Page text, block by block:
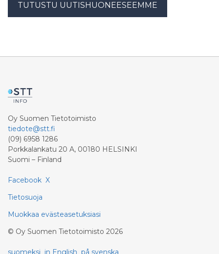
TUTUSTU UUTISHUONEESEEMME
Oy Suomen Tietotoimisto
tiedote@stt.fi
(09) 6958 1286
Porkkalankatu 20 A, 00180 HELSINKI
Suomi – Finland
Facebook X
Tietosuoja
Muokkaa evästeasetuksiasi
© Oy Suomen Tietotoimisto 2026
suomeksi in English på svenska